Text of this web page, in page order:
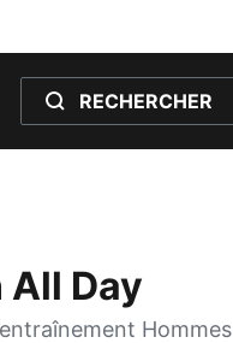
RECHERCHER
All Day
Hommes